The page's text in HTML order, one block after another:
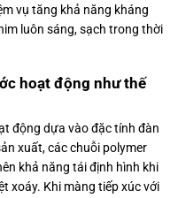
vụ tăng khả năng kháng
luôn sáng, sạch trong thời
hoạt động như thế
động dựa vào đặc tính đàn
xuất, các chuỗi polymer
khả năng tái định hình khi
xoáy. Khi màng tiếp xúc với